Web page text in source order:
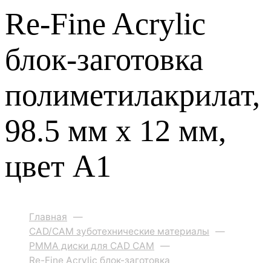
Re-Fine Acrylic
блок-заготовка
полиметилакрилат,
98.5 мм x 12 мм,
цвет A1
Главная —
CAD/CAM зуботехнические материалы —
PMMA диски для CAD CAM —
Re-Fine Acrylic блок-заготовка